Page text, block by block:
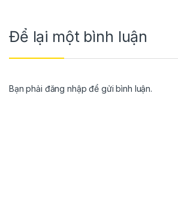
Để lại một bình luận
Bạn phải đăng nhập để gửi bình luận.